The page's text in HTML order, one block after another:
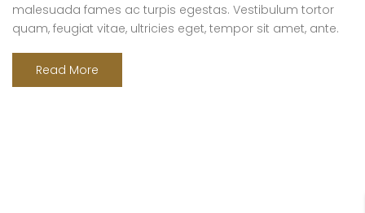
malesuada fames ac turpis egestas. Vestibulum tortor
quam, feugiat vitae, ultricies eget, tempor sit amet, ante.
ultricies mi vitae est. Mauris placerat eleifend leo. Quisque
sit amet est et sapien ullamcorper pharetra. Vestibulum
Read More